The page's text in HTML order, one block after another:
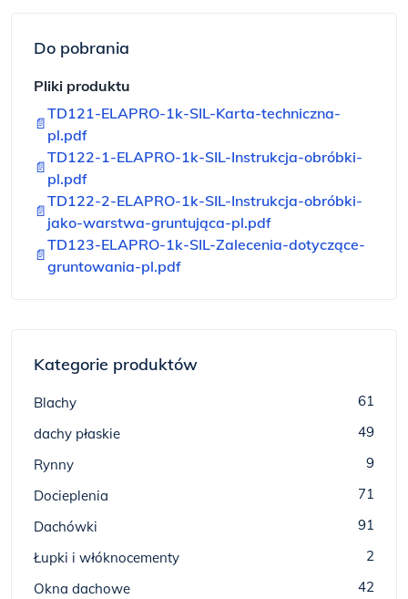
Do pobrania
Pliki produktu
📄
TD121-ELAPRO-1k-SIL-Karta-techniczna-
pl.pdf
📄
TD122-1-ELAPRO-1k-SIL-Instrukcja-obróbki-
pl.pdf
📄
TD122-2-ELAPRO-1k-SIL-Instrukcja-obróbki-
jako-warstwa-gruntująca-pl.pdf
📄
TD123-ELAPRO-1k-SIL-Zalecenia-dotyczące-
gruntowania-pl.pdf
Kategorie produktów
Blachy
61
dachy płaskie
49
Rynny
9
Docieplenia
71
Dachówki
91
Łupki i włóknocementy
2
Okna dachowe
42